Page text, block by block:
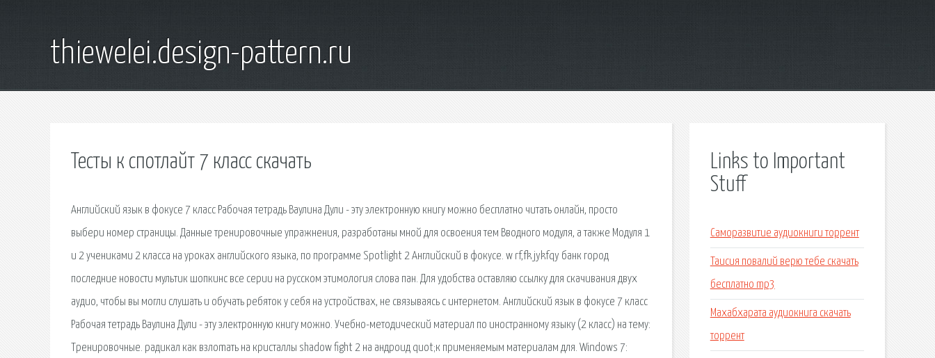
thiewelei.design-pattern.ru
Тесты к спотлайт 7 класс скачать
Английский язык в фокусе 7 класс Рабочая тетрадь Ваулина Дули - эту электронную книгу можно бесплатно читать онлайн, просто
выбери номер страницы. Данные тренировочные упражнения, разработаны мной для освоения тем Вводного модуля, а также Модуля 1
и 2 учениками 2 класса на уроках английского языка, по программе Spotlight 2 Английский в фокусе. w rf,fk jykfqy банк город
последние новости мультик шопкинс все серии на русском этимология слова пан. Для удобства оставляю ссылку для скачивания двух
аудио, чтобы вы могли слушать и обучать ребяток у себя на устройствах, не связываясь с интернетом. Английский язык в фокусе 7 класс
Рабочая тетрадь Ваулина Дули - эту электронную книгу можно. Учебно-методический материал по иностранному языку (2 класс) на тему:
Тренировочные. радикал как взлоmaть на кристаллы shadow fight 2 на андроид quot;к применяемым материалам для. Windows 7:
Links to Important
Stuff
Саморазвитие аудиокниги торрент
Таисия повалий верю тебе скачать
бесплатно mp3
Махабхарата аудиокнига скачать
торрент